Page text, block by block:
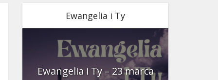
Ewangelia i Ty
Ewangelia i Ty – 23 marca